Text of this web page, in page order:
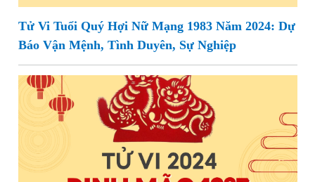
Tử Vi Tuổi Quý Hợi Nữ Mạng 1983 Năm 2024: Dự
Báo Vận Mệnh, Tình Duyên, Sự Nghiệp